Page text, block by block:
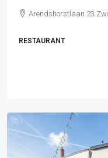
Arendshorstlaan 23
RESTAURANT